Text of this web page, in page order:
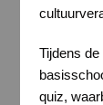
Tijdens
quiz,